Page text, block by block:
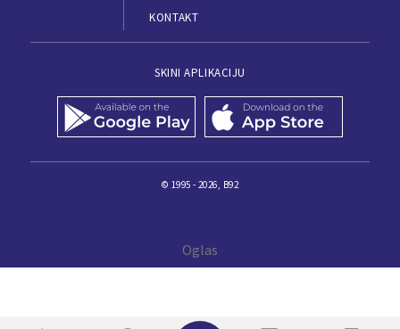
KONTAKT
SKINI APLIKACIJU
© 1995 - 2026, B92